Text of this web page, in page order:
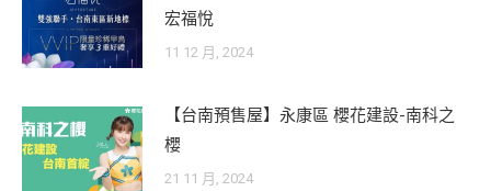
宏福悅
11 12 月, 2024
【台南預售屋】永康區 櫻花建設-南科之
櫻
21 11 月, 2024